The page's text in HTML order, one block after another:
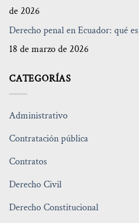
de 2026
Derecho penal en Ecuador: qué
18 de marzo de 2026
CATEGORÍAS
Administrativo
Contratación pública
Contratos
Derecho Civil
Derecho Constitucional